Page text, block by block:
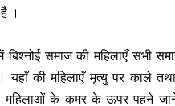
।
बिश्नोई समाज की महिलाएँ सभी
यहाँ की महिलाएँ मृत्यु पर काले
महिलाओं के कमर के ऊपर पहने जाने